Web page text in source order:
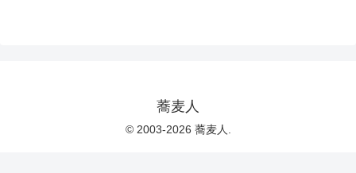
蕎麦人
© 2003-2026 蕎麦人.